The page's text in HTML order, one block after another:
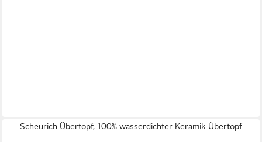
Scheurich Übertopf, 100% wasserdichter Keramik-Übertopf